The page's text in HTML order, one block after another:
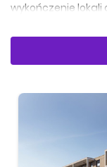
wykończenie lokali